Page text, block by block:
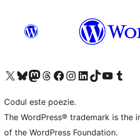
Mergi la contul nostru X (fost Twitter)
Vizitează contul nostru Bluesky
Vizitează contul nostru Mastodon
Vizitează contul nostru Threads
Vizitează pagina noastră Facebook
Vizitează-ne pe Instagram
Vizitează-ne pe LinkedIn
Vizitează contul nostru TikTok
Vizitează canalul nostru
Vizitează contul
Codul este poezie.
The WordPress® trademark is the
of the WordPress Foundation.